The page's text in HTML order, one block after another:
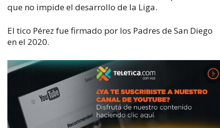
que no impide el desarrollo de la Liga.
El tico Pérez fue firmado por los Padres de San Diego
en el 2020.